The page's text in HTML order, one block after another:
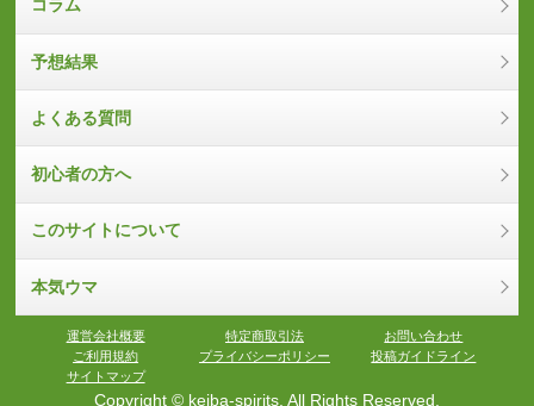
コラム
予想結果
よくある質問
初心者の方へ
このサイトについて
本気ウマ
運営会社概要 特定商取引法
お問い合わせ
ご利用規約
プライバシーポリシー
投稿ガイドライン
サイトマップ
Copyright © keiba-spirits. All Rights Reserved.